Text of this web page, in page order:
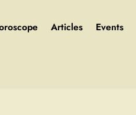
Articles Events